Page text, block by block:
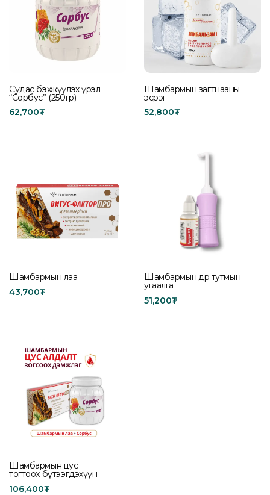
Судас бэхжүүлэх үрэл
“Сорбус” (250гр)
62,700₮
Шамбармын загтнааны
эсрэг
52,800₮
Шамбармын лаа
43,700₮
Шамбармын өдөр тутмын
угаалга
51,200₮
Шамбармын цус
тогтоох бүтээгдэхүүн
106,400₮